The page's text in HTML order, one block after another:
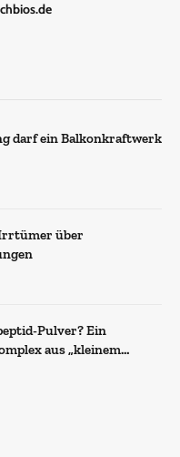
darf ein Balkonkraftwerk
über
Pulver? Ein
aus „kleinem